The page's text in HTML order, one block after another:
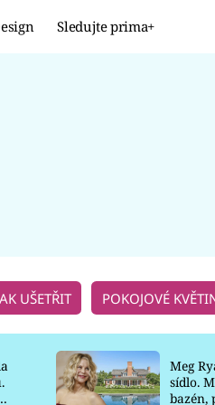
Sledujte prima+
UŠETŘIT POKOJOVÉ
Meg
sídlo.
bazén,